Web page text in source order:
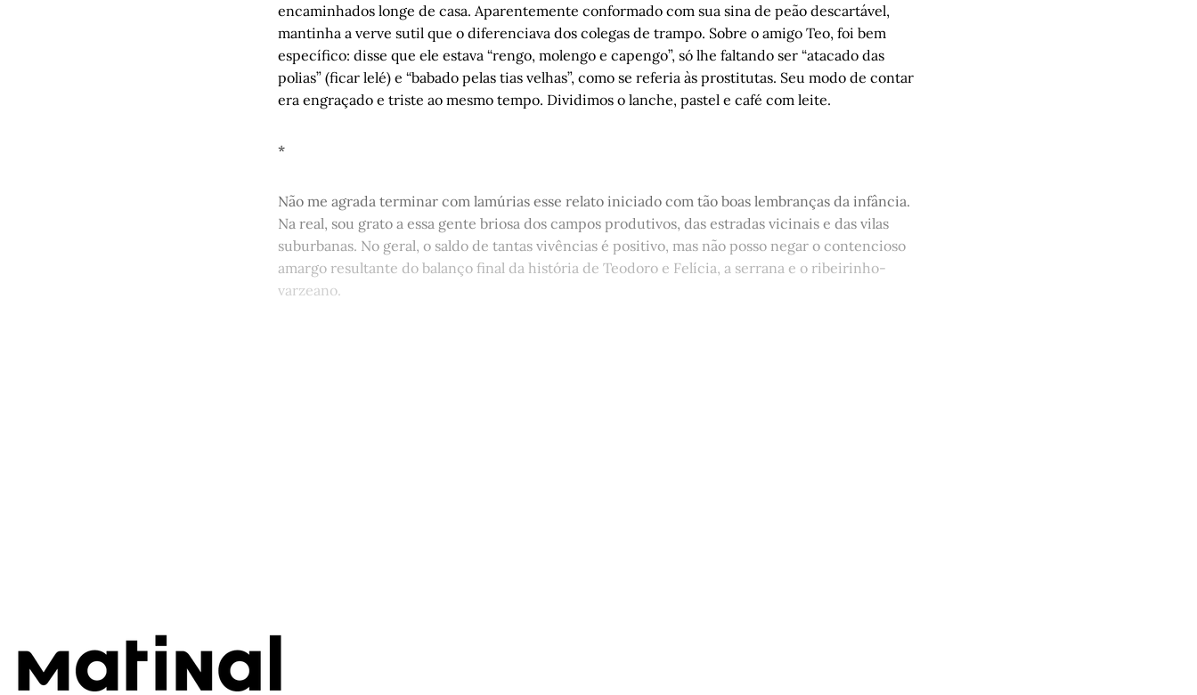
encaminhados longe de casa. Aparentemente conformado com sua sina de peão descartável,
mantinha a verve sutil que o diferenciava dos colegas de trampo. Sobre o amigo Teo, foi bem
específico: disse que ele estava “rengo, molengo e capengo”, só lhe faltando ser “atacado das
polias” (ficar lelé) e “babado pelas tias velhas”, como se referia às prostitutas. Seu modo de contar
era engraçado e triste ao mesmo tempo. Dividimos o lanche, pastel e café com leite.
*
Não me agrada terminar com lamúrias esse relato iniciado com tão boas lembranças da infância.
Na real, sou grato a essa gente briosa dos campos produtivos, das estradas vicinais e das vilas
suburbanas. No geral, o saldo de tantas vivências é positivo, mas não posso negar o contencioso
amargo resultante do balanço final da história de Teodoro e Felícia, a serrana e o ribeirinho-
varzeano.